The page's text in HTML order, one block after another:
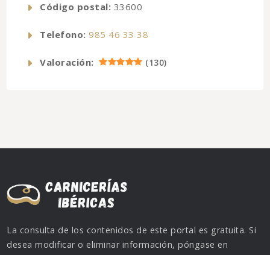
Código postal: 33600
Telefono: 985 46 33 38
Valoración: (130)
La consulta de los contenidos de este portal es gratuita. Si
desea modificar o eliminar información, póngase en